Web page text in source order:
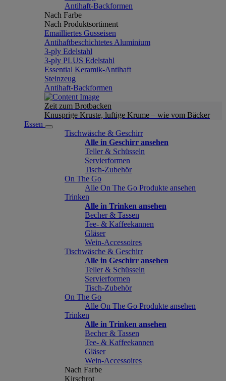
Antihaft-Backformen
Nach Farbe
Nach Produktsortiment
Emailliertes Gusseisen
Antihaftbeschichtetes Aluminium
3-ply Edelstahl
3-ply PLUS Edelstahl
Essential Keramik-Antihaft
Steinzeug
Antihaft-Backformen
Zeit zum Brotbacken
Knusprige Kruste, luftige Krume – wie vom Bäcker
Essen
Tischwäsche & Geschirr
Alle in Geschirr ansehen
Teller & Schüsseln
Servierformen
Tisch-Zubehör
On The Go
Alle On The Go Produkte ansehen
Trinken
Alle in Trinken ansehen
Becher & Tassen
Tee- & Kaffeekannen
Gläser
Wein-Accessoires
Tischwäsche & Geschirr
Alle in Geschirr ansehen
Teller & Schüsseln
Servierformen
Tisch-Zubehör
On The Go
Alle On The Go Produkte ansehen
Trinken
Alle in Trinken ansehen
Becher & Tassen
Tee- & Kaffeekannen
Gläser
Wein-Accessoires
Nach Farbe
Kirschrot